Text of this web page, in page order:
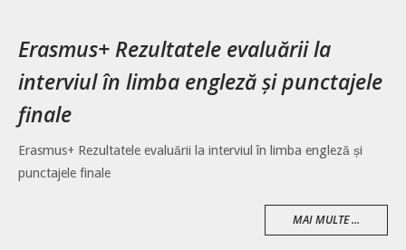
Erasmus+ Rezultatele evaluării la
interviul în limba engleză și punctajele
finale
Erasmus+ Rezultatele evaluării la interviul în limba engleză și
punctajele finale
MAI MULTE ...